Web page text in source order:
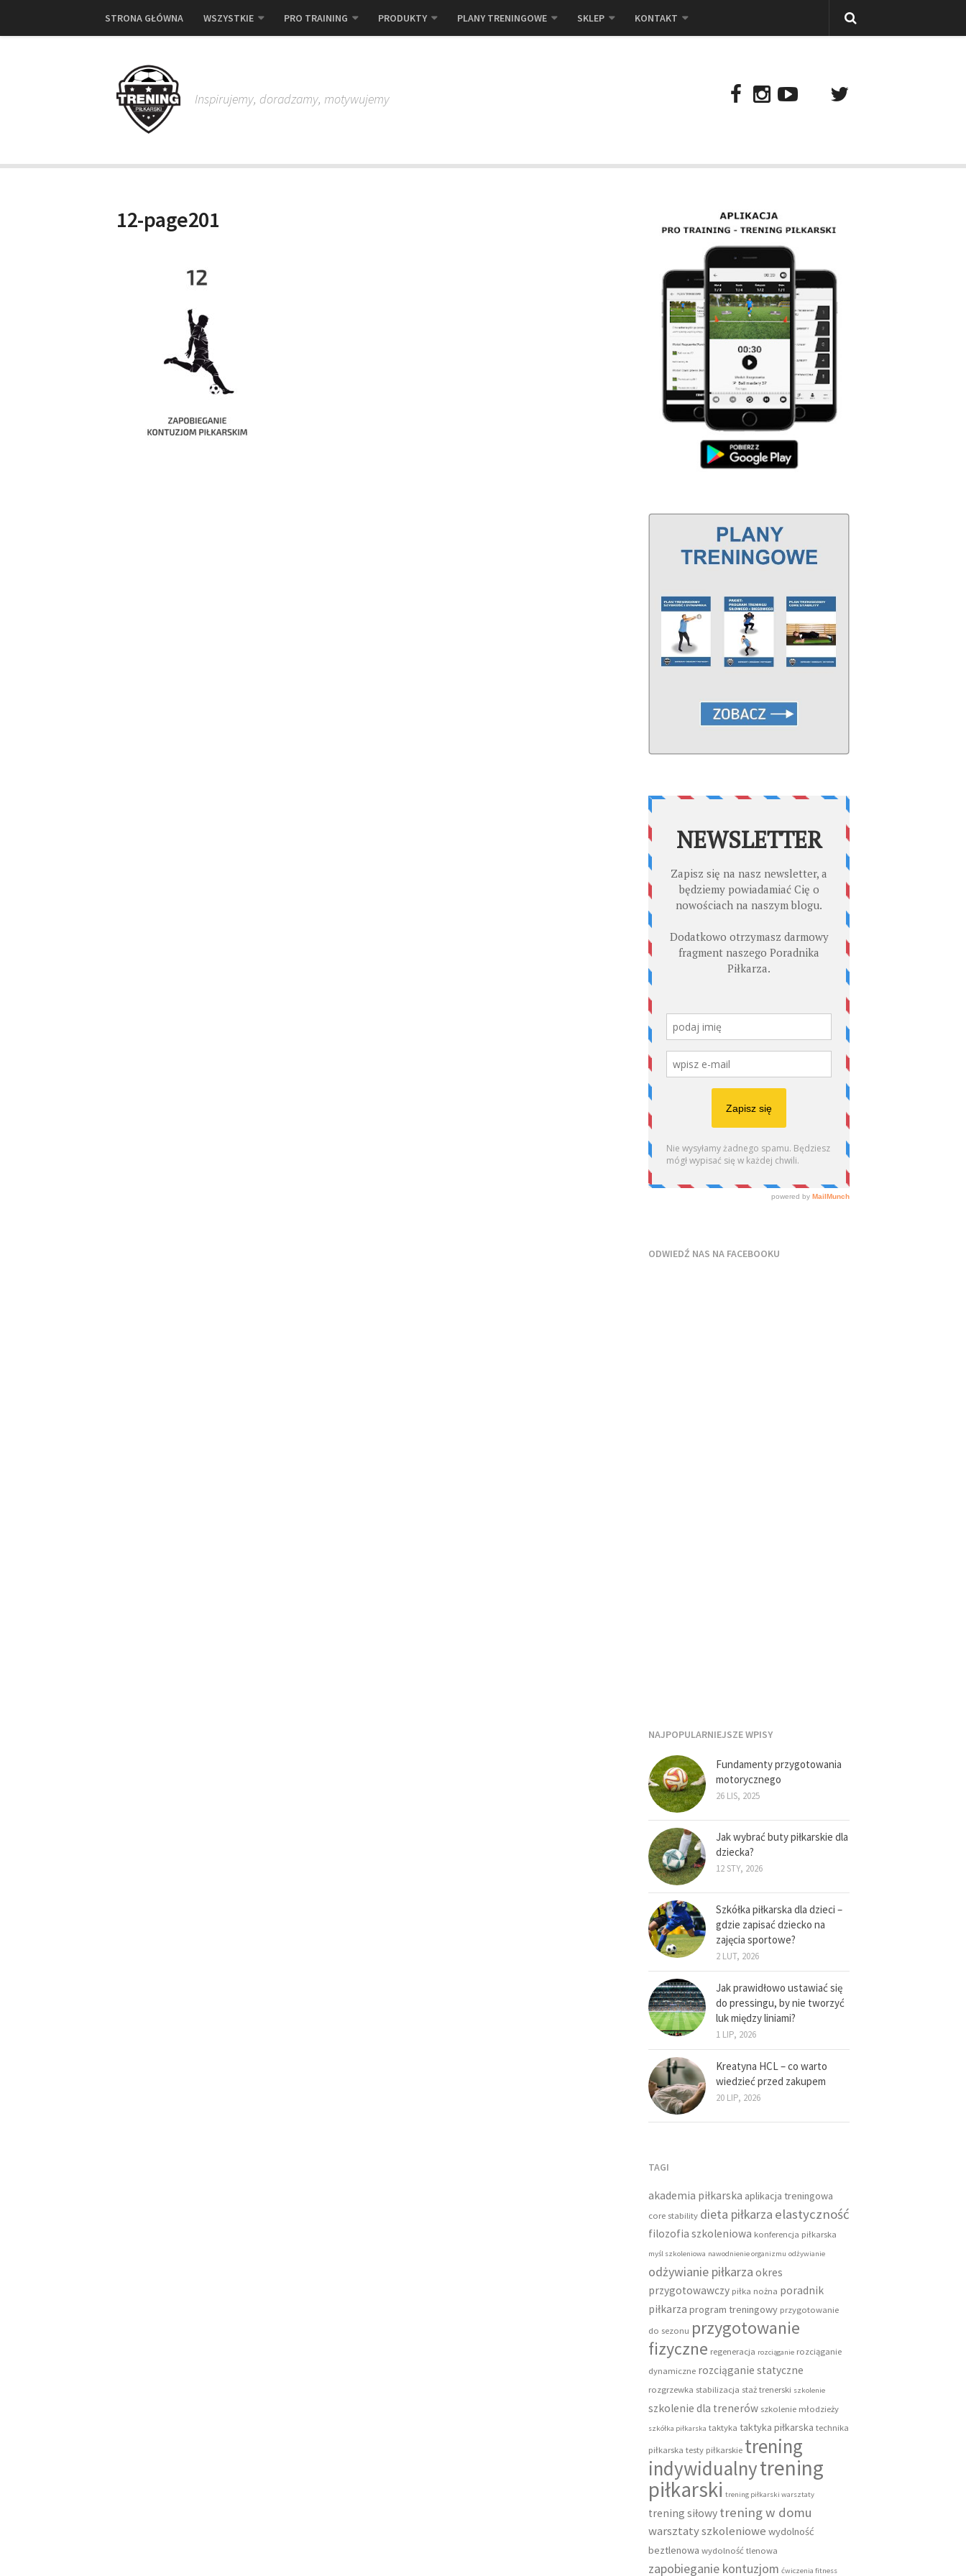
STRONA GŁÓWNA WSZYSTKIE PRO TRAINING PRODUKTY PLANY TRENINGOWE SKLEP KONTAKT
Inspirujemy, doradzamy, motywujemy
12-page201
ODWIEDŹ NAS NA FACEBOOKU
NAJPOPULARNIEJSZE WPISY
Fundamenty przygotowania
motorycznego
26 LIS, 2025
Jak wybrać buty piłkarskie dla
dziecka?
12 STY, 2026
Szkółka piłkarska dla dzieci –
gdzie zapisać dziecko na
zajęcia sportowe?
2 LUT, 2026
Jak prawidłowo ustawiać się
do pressingu, by nie tworzyć
luk między liniami?
1 LIP, 2026
Kreatyna HCL – co warto
wiedzieć przed zakupem
20 LIP, 2026
TAGI
akademia piłkarska aplikacja treningowa
core stability dieta piłkarza elastyczność
filozofia szkoleniowa konferencja piłkarska
myśl szkoleniowa nawodnienie organizmu odżywianie
odżywianie piłkarza okres
przygotowawczy piłka nożna poradnik
piłkarza program treningowy przygotowanie
do sezonu przygotowanie
fizyczne regeneracja rozciąganie rozciąganie
dynamiczne rozciąganie statyczne
rozgrzewka stabilizacja staż trenerski szkolenie
szkolenie dla trenerów szkolenie młodzieży
szkółka piłkarska taktyka taktyka piłkarska technika
piłkarska testy piłkarskie trening
indywidualnytrening
piłkarski trening piłkarski warsztaty
trening siłowy trening w domu
warsztaty szkoleniowe wydolność
beztlenowa wydolność tlenowa
zapobieganie kontuzjom ćwiczenia fitness